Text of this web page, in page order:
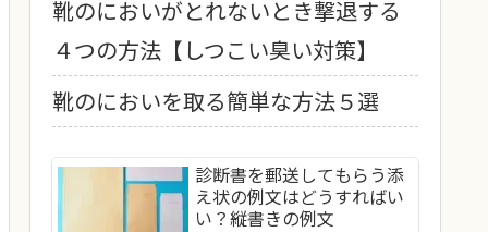
靴のにおいがとれないとき撃退する
４つの方法【しつこい臭い対策】
靴のにおいを取る簡単な方法５選
診断書を郵送してもらう添
え状の例文はどうすればい
い？縦書きの例文